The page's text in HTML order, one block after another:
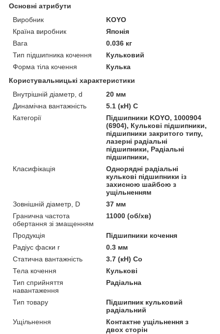
Основні атрибути
Виробник
KOYO
Країна виробник
Японія
Вага
0.036 кг
Тип підшипника кочення
Кульковий
Форма тіла кочення
Кулька
Користувальницькі характеристики
Внутрішній діаметр, d
20 мм
Динамічна вантажність
5.1 (кН) C
Категорії
Підшипники KOYO, 1000904
(6904), Кулькові підшипники,
підшипники закритого типу,
лазерні радіальні
підшипники, Радіальні
підшипники,
Класифікація
Однорядні радіальні
кулькові підшипники із
захисною шайбою з
ущільненням
Зовнішній діаметр, D
37 мм
Гранична частота
обертання зі змащенням
11000 (об/хв)
Продукція
Підшипники кочення
Радіус фаски r
0.3 мм
Статична вантажність
3.7 (кН) Co
Тела кочення
Кулькові
Тип сприйняття
навантаження
Радіальна
Тип товару
Підшипник кульковий
радіальний
Ущільнення
Контактне ущільнення з
двох сторін